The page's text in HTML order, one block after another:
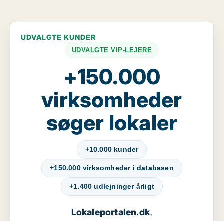
UDVALGTE KUNDER
UDVALGTE VIP-LEJERE
+150.000
virksomheder
søger lokaler
+10.000 kunder
+150.000 virksomheder i databasen
+1.400 udlejninger årligt
Lokaleportalen.dk,